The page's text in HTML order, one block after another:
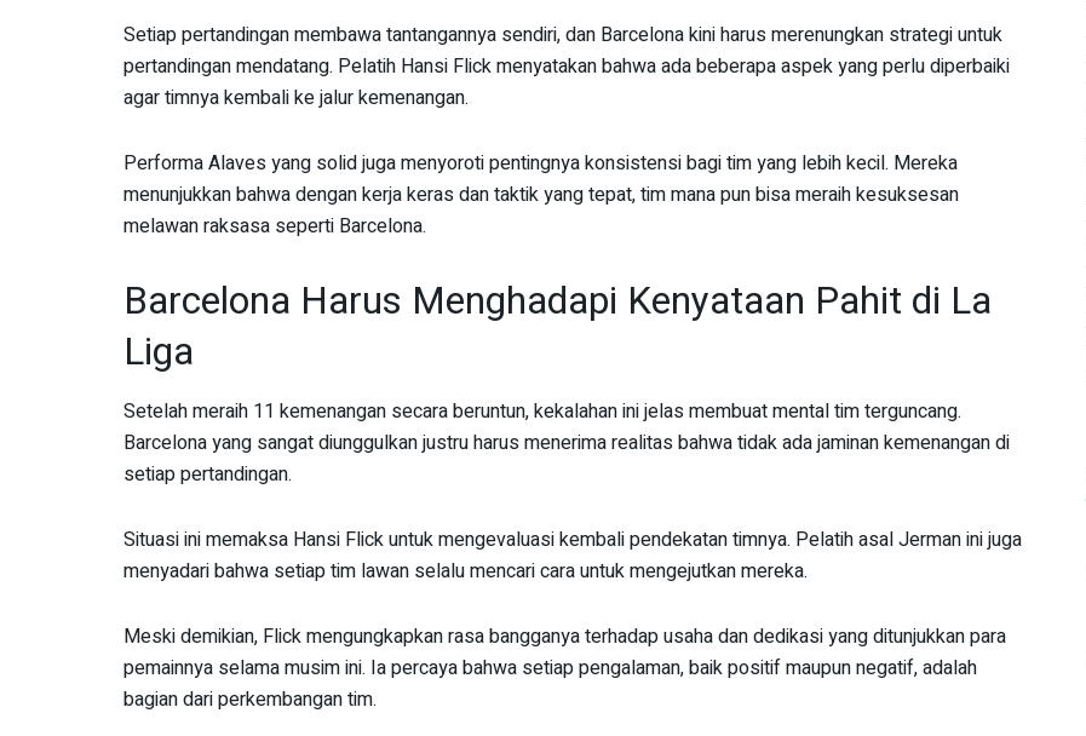
Setiap pertandingan membawa tantangannya sendiri, dan Barcelona kini harus merenungkan strategi untuk
pertandingan mendatang. Pelatih Hansi Flick menyatakan bahwa ada beberapa aspek yang perlu diperbaiki
agar timnya kembali ke jalur kemenangan.
Performa Alaves yang solid juga menyoroti pentingnya konsistensi bagi tim yang lebih kecil. Mereka
menunjukkan bahwa dengan kerja keras dan taktik yang tepat, tim mana pun bisa meraih kesuksesan
melawan raksasa seperti Barcelona.
Barcelona Harus Menghadapi Kenyataan Pahit di La
Liga
Setelah meraih 11 kemenangan secara beruntun, kekalahan ini jelas membuat mental tim terguncang.
Barcelona yang sangat diunggulkan justru harus menerima realitas bahwa tidak ada jaminan kemenangan di
setiap pertandingan.
Situasi ini memaksa Hansi Flick untuk mengevaluasi kembali pendekatan timnya. Pelatih asal Jerman ini juga
menyadari bahwa setiap tim lawan selalu mencari cara untuk mengejutkan mereka.
Meski demikian, Flick mengungkapkan rasa bangganya terhadap usaha dan dedikasi yang ditunjukkan para
pemainnya selama musim ini. Ia percaya bahwa setiap pengalaman, baik positif maupun negatif, adalah
bagian dari perkembangan tim.